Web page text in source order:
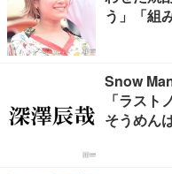
う」「組
Snow
「ラスト
そうめん